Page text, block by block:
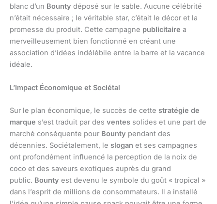
blanc d’un Bounty déposé sur le sable. Aucune célébrité
n’était nécessaire ; le véritable star, c’était le décor et la
promesse du produit. Cette campagne publicitaire a
merveilleusement bien fonctionné en créant une
association d’idées indélébile entre la barre et la vacance
idéale.
L’Impact Économique et Sociétal
Sur le plan économique, le succès de cette stratégie de
marque s’est traduit par des ventes solides et une part de
marché conséquente pour Bounty pendant des
décennies. Sociétalement, le slogan et ses campagnes
ont profondément influencé la perception de la noix de
coco et des saveurs exotiques auprès du grand
public. Bounty est devenu le symbole du goût « tropical »
dans l’esprit de millions de consommateurs. Il a installé